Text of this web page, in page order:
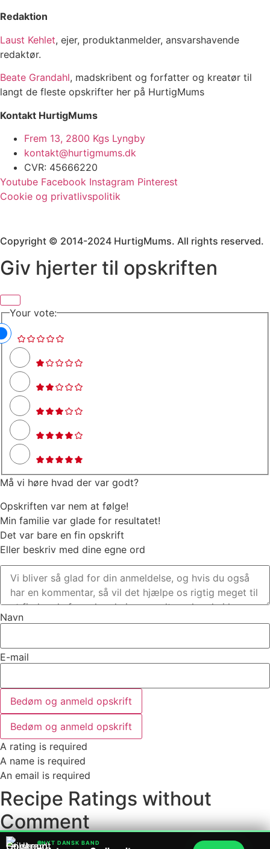
Redaktion
Laust Kehlet, ejer, produktanmelder, ansvarshavende
redaktør.
Beate Grandahl, madskribent og forfatter og kreatør til
langt de fleste opskrifter her på HurtigMums
Kontakt HurtigMums
Frem 13, 2800 Kgs Lyngby
kontakt@hurtigmums.dk
CVR: 45666220
Youtube Facebook Instagram Pinterest
Cookie og privatlivspolitik
Copyright © 2014-2024 HurtigMums. All rights reserved.
NYT DANSK BAND
Giv hjerter til opskriften
Your vote:
Må vi høre hvad der var godt?
Opskriften var nem at følge!
Min familie var glade for resultatet!
Det var bare en fin opskrift
Eller beskriv med dine egne ord
Navn
E-mail
Bedøm og anmeld opskrift
Bedøm og anmeld opskrift
A rating is required
A name is required
An email is required
Recipe Ratings without
Comment